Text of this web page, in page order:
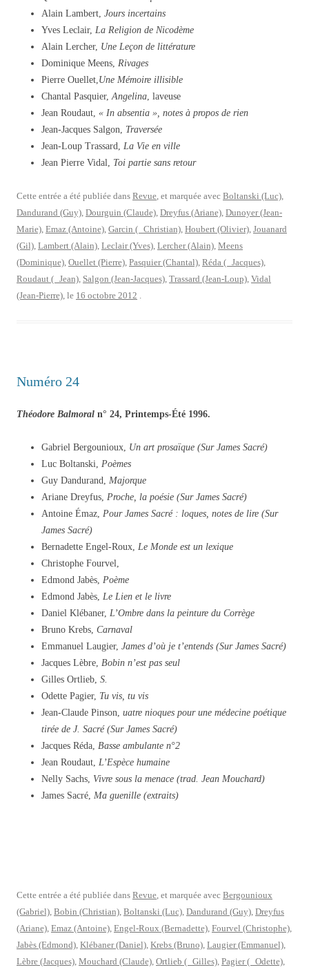
Alain Lambert, Jours incertains
Yves Leclair, La Religion de Nicodème
Alain Lercher, Une Leçon de littérature
Dominique Meens, Rivages
Pierre Ouellet,Une Mémoire illisible
Chantal Pasquier,Angelina, laveuse
Jean Roudaut, « In absentia », notes à propos de rien
Jean-Jacques Salgon, Traversée
Jean-Loup Trassard, La Vie en ville
Jean Pierre Vidal, Toi partie sans retour
Cette entrée a été publiée dans Revue, et marquée avec Boltanski (Luc),
Dandurand (Guy), Dourguin (Claude), Dreyfus (Ariane), Dunoyer (Jean-
Marie), Emaz (Antoine), Garcin ( Christian), Houbert (Olivier), Jouanard
(Gil), Lambert (Alain), Leclair (Yves), Lercher (Alain), Meens
(Dominique), Ouellet (Pierre), Pasquier (Chantal), Réda ( Jacques),
Roudaut ( Jean), Salgon (Jean-Jacques), Trassard (Jean-Loup), Vidal
(Jean-Pierre), le 16 octobre 2012 .
Numéro 24
Théodore Balmoral n° 24, Printemps-Été 1996.
Gabriel Bergounioux, Un art prosaïque (Sur James Sacré)
Luc Boltanski, Poèmes
Guy Dandurand, Majorque
Ariane Dreyfus, Proche, la poésie (Sur James Sacré)
Antoine Émaz, Pour James Sacré : loques, notes de lire (Sur
James Sacré)
Bernadette Engel-Roux, Le Monde est un lexique
Christophe Fourvel,
Edmond Jabès, Poème
Edmond Jabès, Le Lien et le livre
Daniel Klébaner, L’Ombre dans la peinture du Corrège
Bruno Krebs, Carnaval
Emmanuel Laugier, James d’où je t’entends (Sur James Sacré)
Jacques Lèbre, Bobin n’est pas seul
Gilles Ortlieb, S.
Odette Pagier, Tu vis, tu vis
Jean-Claude Pinson, uatre nioques pour une médecine poétique
tirée de J. Sacré (Sur James Sacré)
Jacques Réda, Basse ambulante n°2
Jean Roudaut, L’Espèce humaine
Nelly Sachs, Vivre sous la menace (trad. Jean Mouchard)
James Sacré, Ma guenille (extraits)
Cette entrée a été publiée dans Revue, et marquée avec Bergounioux
(Gabriel), Bobin (Christian), Boltanski (Luc), Dandurand (Guy), Dreyfus
(Ariane), Emaz (Antoine), Engel-Roux (Bernadette), Fourvel (Christophe),
Jabès (Edmond), Klébaner (Daniel), Krebs (Bruno), Laugier (Emmanuel),
Lèbre (Jacques), Mouchard (Claude), Ortlieb ( Gilles), Pagier ( Odette),